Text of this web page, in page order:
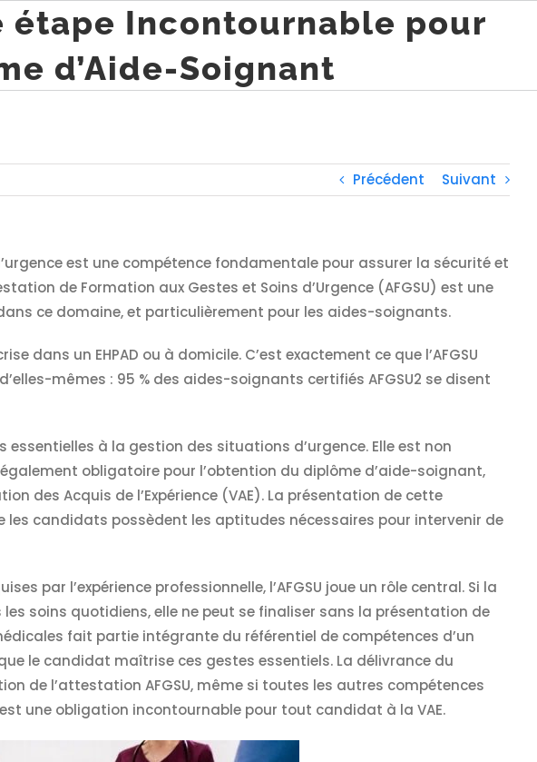
étape Incontournable pour
d’Aide-Soignant
Précédent Suivant
est une compétence fondamentale pour assurer la sécurité et
de Formation aux Gestes et Soins d’Urgence (AFGSU) est une
ce domaine, et particulièrement pour les aides-soignants.
un EHPAD ou à domicile. C’est exactement ce que l’AFGSU
mêmes : 95 % des aides-soignants certifiés AFGSU2 se disent
à la gestion des situations d’urgence. Elle est non
obligatoire pour l’obtention du diplôme d’aide-soignant,
des Acquis de l’Expérience (VAE). La présentation de cette
candidats possèdent les aptitudes nécessaires pour intervenir de
par l’expérience professionnelle, l’AFGSU joue un rôle central. Si la
soins quotidiens, elle ne peut se finaliser sans la présentation de
fait partie intégrante du référentiel de compétences d’un
le candidat maîtrise ces gestes essentiels. La délivrance du
de l’attestation AFGSU, même si toutes les autres compétences
une obligation incontournable pour tout candidat à la VAE.